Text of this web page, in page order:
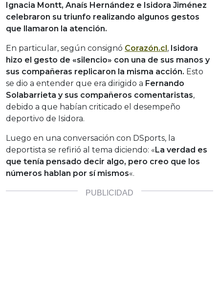
Ignacia Montt, Anaís Hernández e Isidora Jiménez
celebraron su triunfo realizando algunos gestos
que llamaron la atención.
En particular, según consignó Corazón.cl , Isidora
hizo el gesto de «silencio» con una de sus manos y
sus compañeras replicaron la misma acción. Esto
se dio a entender que era dirigido a Fernando
Solabarrieta y sus compañeros comentaristas,
debido a que habían criticado el desempeño
deportivo de Isidora.
Luego en una conversación con DSports, la
deportista se refirió al tema diciendo: « La verdad es
que tenía pensado decir algo, pero creo que los
números hablan por sí mismos«.